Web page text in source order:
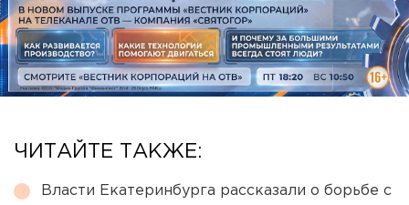
ЧИТАЙТЕ ТАКЖЕ:
Власти Екатеринбурга рассказали о борьбе с